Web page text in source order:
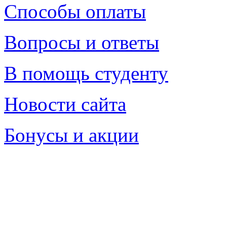
Способы оплаты
Вопросы и ответы
В помощь студенту
Новости сайта
Бонусы и акции